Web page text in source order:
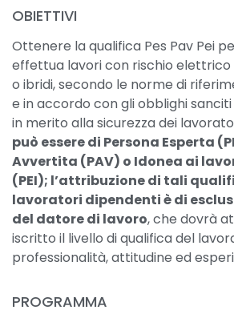
OBIETTIVI
Ottenere la qualifica Pes Pav Pei
effettua lavori con rischio elettrico
o ibridi, secondo le norme di
e in accordo con gli obblighi sanciti
in merito alla sicurezza dei
può essere di Persona Esperta
Avvertita (PAV) o Idonea ai
(PEI); l’attribuzione di tali
lavoratori dipendenti è di
del datore di lavoro, che dovrà
iscritto il livello di qualifica del
professionalità, attitudine ed
PROGRAMMA